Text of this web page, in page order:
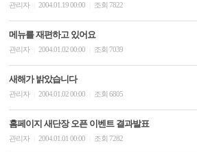
관리자 2004.01.19 00:00 조회 7822
메뉴를 재편하고 있어요
관리자 2004.01.02 00:00 조회 7039
새해가 밝았습니다
관리자 2004.01.02 00:00 조회 6805
홈페이지 새단장 오픈 이벤트 결과발표
관리자 2004.01.01 00:00 조회 7282